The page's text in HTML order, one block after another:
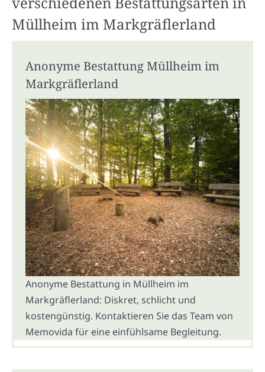
Müllheim im Markgräflerland
Anonyme Bestattung Müllheim im
Markgräflerland
Anonyme Bestattung in Müllheim im
Markgräflerland: Diskret, schlicht und
kostengünstig. Kontaktieren Sie das Team von
Memovida für eine einfühlsame Begleitung.